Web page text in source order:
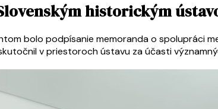
historickým
bolo podpísanie memoranda o spolupráci
v priestoroch ústavu za účasti